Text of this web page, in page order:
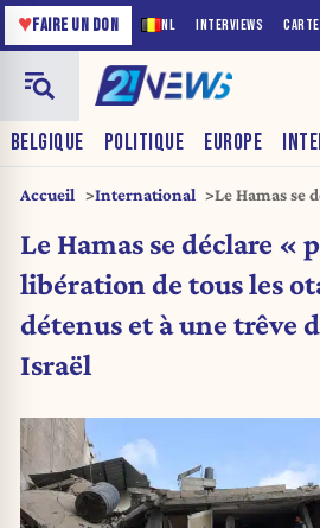
NL INTERVIEWS
♥FAIRE UN DON
BELGIQUE POLITIQUE EUROPE
Accueil International
Le Hamas se
détenus et à
Israël
Le Hamas se déclare «
libération de tous les
détenus et à une trêve
Israël